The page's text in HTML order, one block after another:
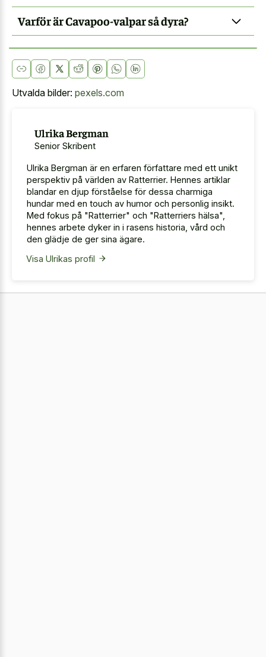
Varför är Cavapoo-valpar så dyra?
Utvalda bilder: pexels.com
Ulrika Bergman
Senior Skribent
Ulrika Bergman är en erfaren författare med ett unikt
perspektiv på världen av Ratterrier. Hennes artiklar
blandar en djup förståelse för dessa charmiga
hundar med en touch av humor och personlig insikt.
Med fokus på "Ratterrier" och "Ratterriers hälsa",
hennes arbete dyker in i rasens historia, vård och
den glädje de ger sina ägare.
Visa Ulrikas profil